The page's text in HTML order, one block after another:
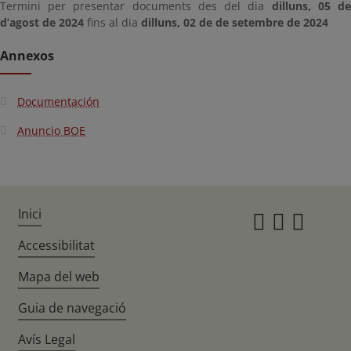
Termini per presentar documents des del dia dilluns, 05 de
d’agost de 2024 fins al dia dilluns, 02 de de setembre de 2024
Annexos
Documentación
Anuncio BOE
Inici
Accessibilitat
Mapa del web
Guia de navegació
Avís Legal